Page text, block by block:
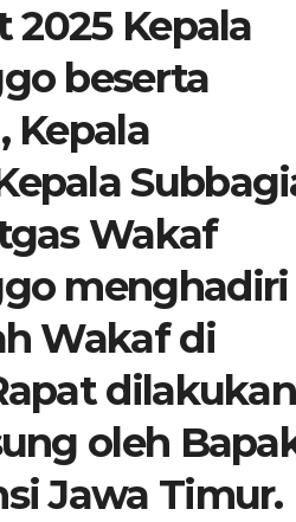
2025 Kepala
beserta
Kepala
Wakaf
menghadiri
Wakaf di
dilakukan
oleh
Jawa Timur.